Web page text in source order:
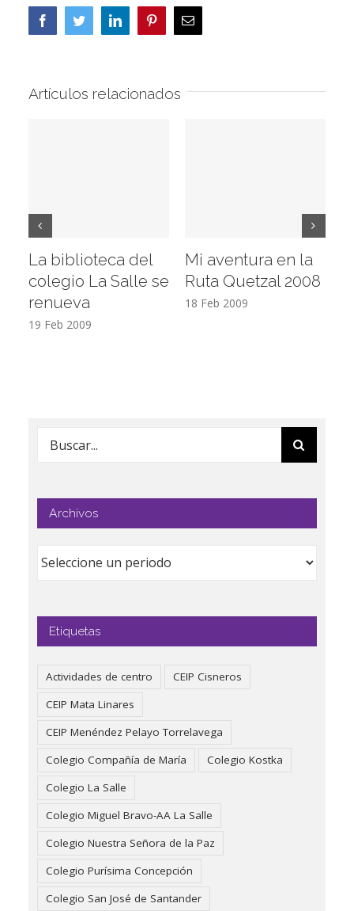
FacebookTwitterLinkedInPinterestCorreo
electrónico
Artículos relacionados
La biblioteca del
colegio La Salle se
renueva
19 Feb 2009
Mi aventura en la
Ruta Quetzal 2008
18 Feb 2009
Buscar:
Archivos
Etiquetas
Actividades de centro
CEIP Cisneros
CEIP Mata Linares
CEIP Menéndez Pelayo Torrelavega
Colegio Compañía de María
Colegio Kostka
Colegio La Salle
Colegio Miguel Bravo-AA La Salle
Colegio Nuestra Señora de la Paz
Colegio Purísima Concepción
Colegio San José de Santander